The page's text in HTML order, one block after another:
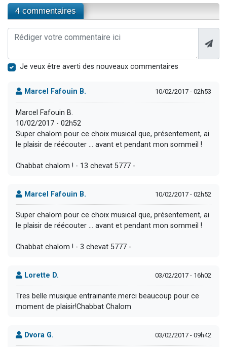
4 commentaires
Je veux être averti des nouveaux commentaires
Marcel Fafouin B. 10/02/2017 - 02h53
Marcel Fafouin B.
10/02/2017 - 02h52
Super chalom pour ce choix musical que, présentement, ai
le plaisir de réécouter ... avant et pendant mon sommeil !
Chabbat chalom ! - 13 chevat 5777 -
Marcel Fafouin B. 10/02/2017 - 02h52
Super chalom pour ce choix musical que, présentement, ai
le plaisir de réécouter ... avant et pendant mon sommeil !
Chabbat chalom ! - 3 chevat 5777 -
Lorette D. 03/02/2017 - 16h02
Tres belle musique entrainante.merci beaucoup pour ce
moment de plaisir!Chabbat Chalom
Dvora G. 03/02/2017 - 09h42